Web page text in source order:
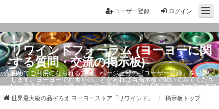
ログイン
ユーザー登録
リワインドフォーラム (ヨーヨーに関
する質問・交流の掲示板)
初めてご利用になられる方は、ページ上部の『ユーザー登録』をお願い
します。ヨーヨーでお困りのことがあれば当掲示板で聞いてみてくださ
い。できないトリック・ヨーヨー選び、なんでもOKです。ヨーヨーのプ
世界最大級の品ぞろえ ヨーヨーストア「リワインド」 掲示板トップ